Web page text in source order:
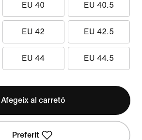
EU 40 EU 40.5
EU 42 EU 42.5
EU 44 EU 44.5
Afegeix al carretó
Preferit